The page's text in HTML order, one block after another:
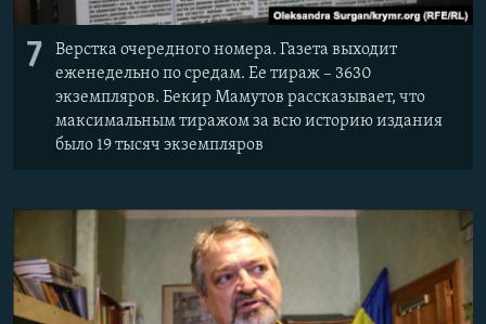
7
Верстка очередного номера. Газета выходит
еженедельно по средам. Ее тираж – 3630
экземпляров. Бекир Мамутов рассказывает, что
максимальным тиражом за всю историю издания
было 19 тысяч экземпляров